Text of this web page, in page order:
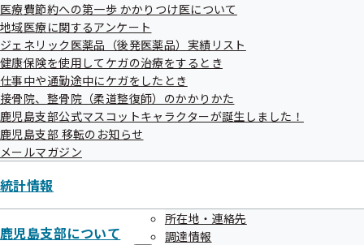
医療費節約への第一歩 かかりつけ医について
地域医療に関するアンケート
ジェネリック医薬品（後発医薬品）実績リスト
健康保険を使用してケガの治療をするとき
仕事中や通勤途中にケガをしたとき
接骨院、整骨院（柔道整復師）のかかりかた
鹿児島支部公式マスコットキャラクターが誕生しました！
鹿児島支部 移転のお知らせ
メールマガジン
統計情報
鹿児島支部について
所在地・連絡先
調達情報